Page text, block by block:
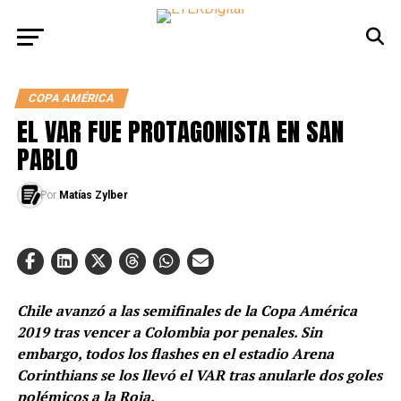
COPA AMÉRICA
EL VAR FUE PROTAGONISTA EN SAN
PABLO
Por Matías Zylber
Chile avanzó a las semifinales de la Copa América
2019 tras vencer a Colombia por penales. Sin
embargo, todos los flashes en el estadio Arena
Corinthians se los llevó el VAR tras anularle dos goles
polémicos a la Roja.